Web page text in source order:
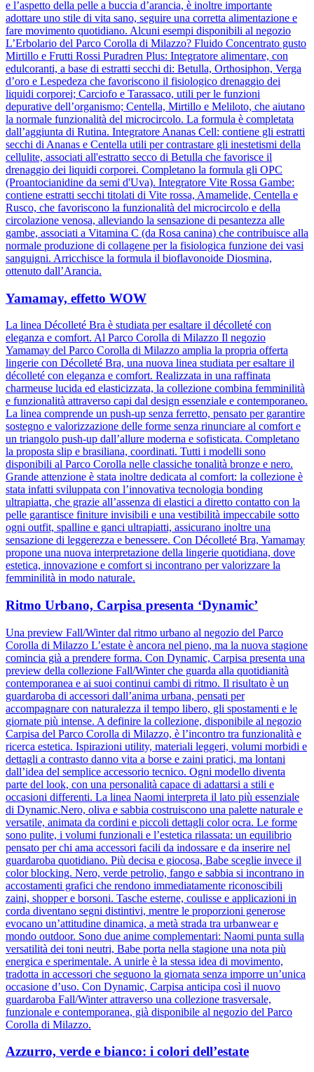
e l’aspetto della pelle a buccia d’arancia, è inoltre importante
adottare uno stile di vita sano, seguire una corretta alimentazione e
fare movimento quotidiano. Alcuni esempi disponibili al negozio
L’Erbolario del Parco Corolla di Milazzo? Fluido Concentrato gusto
Mirtillo e Frutti Rossi Puradren Plus: Integratore alimentare, con
edulcoranti, a base di estratti secchi di: Betulla, Orthosiphon, Verga
d’oro e Lespedeza che favoriscono il fisiologico drenaggio dei
liquidi corporei; Carciofo e Tarassaco, utili per le funzioni
depurative dell’organismo; Centella, Mirtillo e Meliloto, che aiutano
la normale funzionalità del microcircolo. La formula è completata
dall’aggiunta di Rutina. Integratore Ananas Cell: contiene gli estratti
secchi di Ananas e Centella utili per contrastare gli inestetismi della
cellulite, associati all'estratto secco di Betulla che favorisce il
drenaggio dei liquidi corporei. Completano la formula gli OPC
(Proantocianidine da semi d'Uva). Integratore Vite Rossa Gambe:
contiene estratti secchi titolati di Vite rossa, Amamelide, Centella e
Rusco, che favoriscono la funzionalità del microcircolo e della
circolazione venosa, alleviando la sensazione di pesantezza alle
gambe, associati a Vitamina C (da Rosa canina) che contribuisce alla
normale produzione di collagene per la fisiologica funzione dei vasi
sanguigni. Arricchisce la formula il bioflavonoide Diosmina,
ottenuto dall’Arancia.
Yamamay, effetto WOW
La linea Décolleté Bra è studiata per esaltare il décolleté con
eleganza e comfort. Al Parco Corolla di Milazzo Il negozio
Yamamay del Parco Corolla di Milazzo amplia la propria offerta
lingerie con Décolleté Bra, una nuova linea studiata per esaltare il
décolleté con eleganza e comfort. Realizzata in una raffinata
charmeuse lucida ed elasticizzata, la collezione combina femminilità
e funzionalità attraverso capi dal design essenziale e contemporaneo.
La linea comprende un push-up senza ferretto, pensato per garantire
sostegno e valorizzazione delle forme senza rinunciare al comfort e
un triangolo push-up dall’allure moderna e sofisticata. Completano
la proposta slip e brasiliana, coordinati. Tutti i modelli sono
disponibili al Parco Corolla nelle classiche tonalità bronze e nero.
Grande attenzione è stata inoltre dedicata al comfort: la collezione è
stata infatti sviluppata con l’innovativa tecnologia bonding
ultrapiatta, che grazie all’assenza di elastici a diretto contatto con la
pelle garantisce finiture invisibili e una vestibilità impeccabile sotto
ogni outfit, spalline e ganci ultrapiatti, assicurano inoltre una
sensazione di leggerezza e benessere. Con Décolleté Bra, Yamamay
propone una nuova interpretazione della lingerie quotidiana, dove
estetica, innovazione e comfort si incontrano per valorizzare la
femminilità in modo naturale.
Ritmo Urbano, Carpisa presenta ‘Dynamic’
Una preview Fall/Winter dal ritmo urbano al negozio del Parco
Corolla di Milazzo L’estate è ancora nel pieno, ma la nuova stagione
comincia già a prendere forma. Con Dynamic, Carpisa presenta una
preview della collezione Fall/Winter che guarda alla quotidianità
contemporanea e ai suoi continui cambi di ritmo. Il risultato è un
guardaroba di accessori dall’anima urbana, pensati per
accompagnare con naturalezza il tempo libero, gli spostamenti e le
giornate più intense. A definire la collezione, disponibile al negozio
Carpisa del Parco Corolla di Milazzo, è l’incontro tra funzionalità e
ricerca estetica. Ispirazioni utility, materiali leggeri, volumi morbidi e
dettagli a contrasto danno vita a borse e zaini pratici, ma lontani
dall’idea del semplice accessorio tecnico. Ogni modello diventa
parte del look, con una personalità capace di adattarsi a stili e
occasioni differenti. La linea Naomi interpreta il lato più essenziale
di Dynamic.Nero, oliva e sabbia costruiscono una palette naturale e
versatile, animata da cordini e piccoli dettagli color ocra. Le forme
sono pulite, i volumi funzionali e l’estetica rilassata: un equilibrio
pensato per chi ama accessori facili da indossare e da inserire nel
guardaroba quotidiano. Più decisa e giocosa, Babe sceglie invece il
color blocking. Nero, verde petrolio, fango e sabbia si incontrano in
accostamenti grafici che rendono immediatamente riconoscibili
zaini, shopper e borsoni. Tasche esterne, coulisse e applicazioni in
corda diventano segni distintivi, mentre le proporzioni generose
evocano un’attitudine dinamica, a metà strada tra urbanwear e
mondo outdoor. Sono due anime complementari: Naomi punta sulla
versatilità dei toni neutri, Babe porta nella stagione una nota più
energica e sperimentale. A unirle è la stessa idea di movimento,
tradotta in accessori che seguono la giornata senza imporre un’unica
occasione d’uso. Con Dynamic, Carpisa anticipa così il nuovo
guardaroba Fall/Winter attraverso una collezione trasversale,
funzionale e contemporanea, già disponibile al negozio del Parco
Corolla di Milazzo.
Azzurro, verde e bianco: i colori dell’estate